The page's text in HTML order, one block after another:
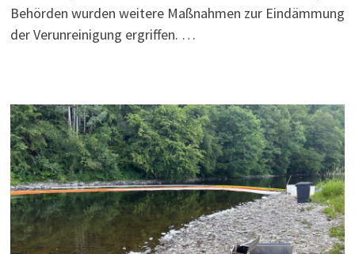
Behörden wurden weitere Maßnahmen zur Eindämmung
der Verunreinigung ergriffen. …